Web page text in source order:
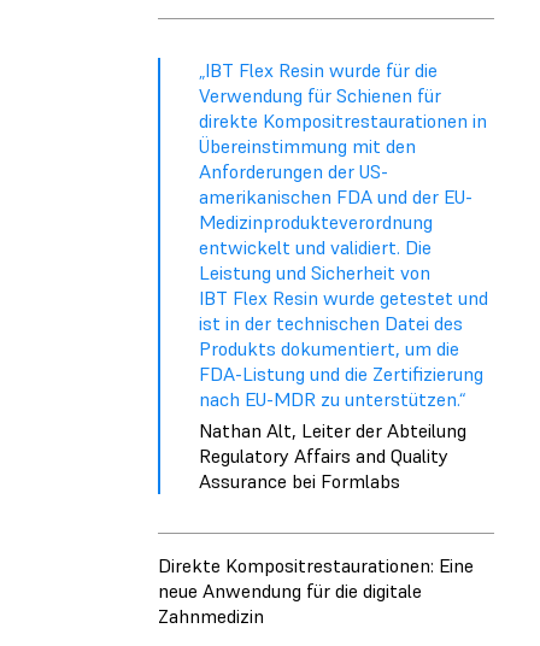
„IBT Flex Resin wurde für die
Verwendung für Schienen für
direkte Kompositrestaurationen in
Übereinstimmung mit den
Anforderungen der US-
amerikanischen FDA und der EU-
Medizinprodukteverordnung
entwickelt und validiert. Die
Leistung und Sicherheit von
IBT Flex Resin wurde getestet und
ist in der technischen Datei des
Produkts dokumentiert, um die
FDA-Listung und die Zertifizierung
nach EU-MDR zu unterstützen.“
Nathan Alt, Leiter der Abteilung
Regulatory Affairs and Quality
Assurance bei Formlabs
Direkte Kompositrestaurationen: Eine
neue Anwendung für die digitale
Zahnmedizin